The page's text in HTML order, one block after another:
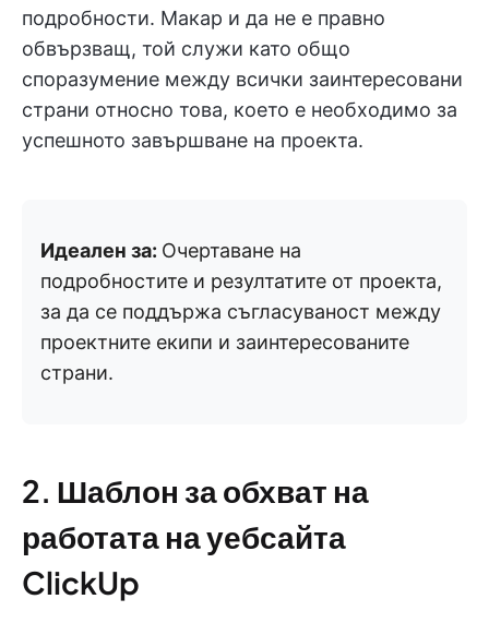
подробности. Макар и да не е правно
обвързващ, той служи като общо
споразумение между всички заинтересовани
страни относно това, което е необходимо за
успешното завършване на проекта.
Идеален за: Очертаване на
подробностите и резултатите от проекта,
за да се поддържа съгласуваност между
проектните екипи и заинтересованите
страни.
2. Шаблон за обхват на
работата на уебсайта
ClickUp